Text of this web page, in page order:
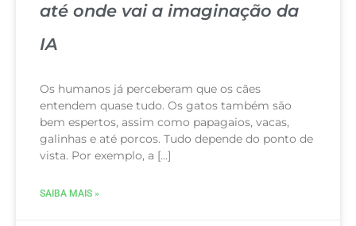
até onde vai a imaginação da
IA
Os humanos já perceberam que os cães
entendem quase tudo. Os gatos também são
bem espertos, assim como papagaios, vacas,
galinhas e até porcos. Tudo depende do ponto de
vista. Por exemplo, a […]
SAIBA MAIS »